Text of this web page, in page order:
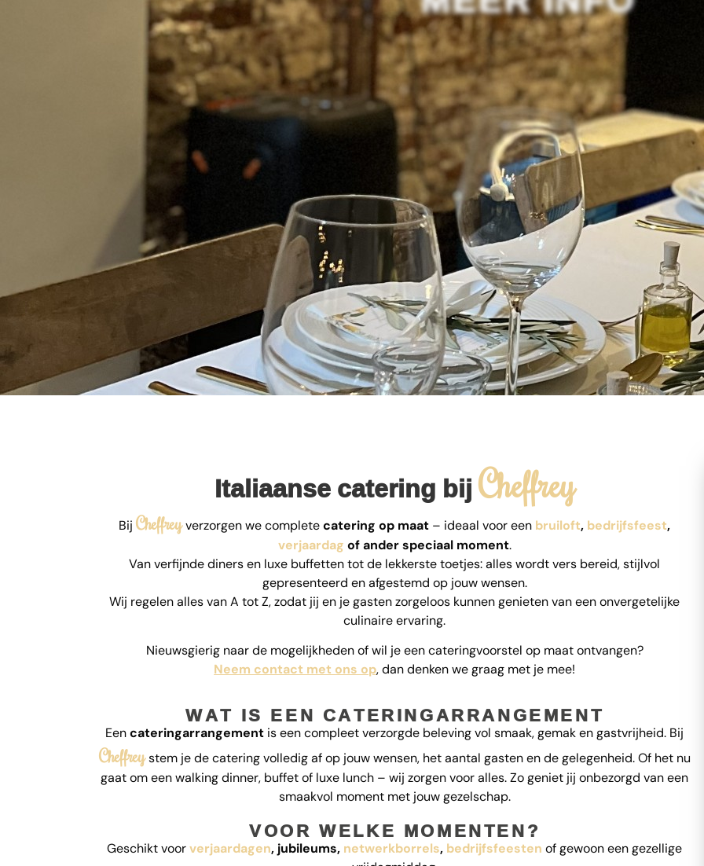
Italiaanse catering bijCheffrey
BijCheffreyverzorgen we completecatering op maat – ideaal voor een bruiloft, bedrijfsfeest,
verjaardag of ander speciaal moment.
Van verfijnde diners en luxe buffetten tot de lekkerste toetjes: alles wordt vers bereid, stijlvol
gepresenteerd en afgestemd op jouw wensen.
Wij regelen alles van A tot Z, zodat jij en je gasten zorgeloos kunnen genieten van een onvergetelijke
culinaire ervaring.
Nieuwsgierig naar de mogelijkheden of wil je een cateringvoorstel op maat ontvangen?
Neem contact met ons op, dan denken we graag met je mee!
WAT IS EEN CATERINGARRANGEMENT
Eencateringarrangement is een compleet verzorgde beleving vol smaak, gemak en gastvrijheid. Bij
Cheffreystem je de catering volledig af op jouw wensen, het aantal gasten en de gelegenheid. Of het nu
gaat om een walking dinner, buffet of luxe lunch – wij zorgen voor alles. Zo geniet jij onbezorgd van een
smaakvol moment met jouw gezelschap.
VOOR WELKE MOMENTEN?
Geschikt voorverjaardagen, jubileums, netwerkborrels, bedrijfsfeesten of gewoon een gezellige